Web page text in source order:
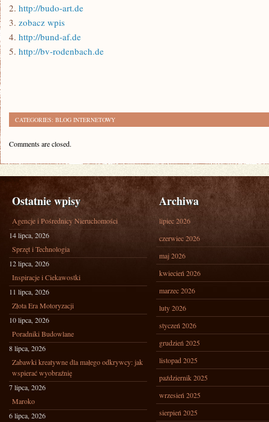
2. http://budo-art.de
3. zobacz wpis
4. http://bund-af.de
5. http://bv-rodenbach.de
CATEGORIES: BLOG INTERNETOWY
Comments are closed.
Ostatnie wpisy
Agencje i Pośrednicy Nieruchomości
14 lipca, 2026
Sprzęt i Technologia
12 lipca, 2026
Inspiracje i Ciekawostki
11 lipca, 2026
Złota Era Motoryzacji
10 lipca, 2026
Poradniki Budowlane
8 lipca, 2026
Zabawki kreatywne dla małego odkrywcy: jak
wspierać wyobraźnię
7 lipca, 2026
Maroko
6 lipca, 2026
Archiwa
lipiec 2026
czerwiec 2026
maj 2026
kwiecień 2026
marzec 2026
luty 2026
styczeń 2026
grudzień 2025
listopad 2025
październik 2025
wrzesień 2025
sierpień 2025